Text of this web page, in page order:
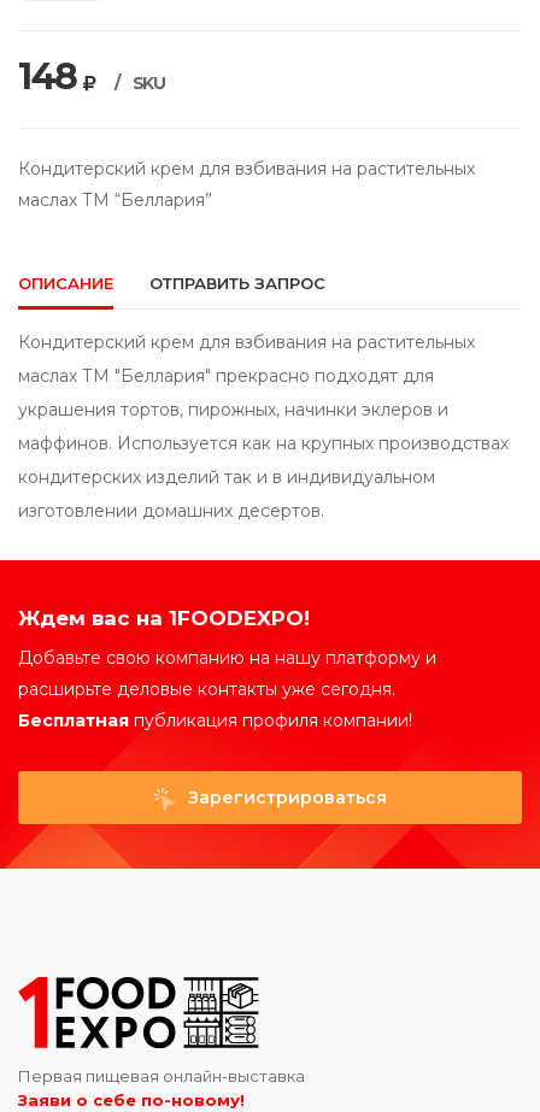
148 / SKU
Кондитерский крем для взбивания на растительных
маслах ТМ “Беллария”
ОПИСАНИЕ ОТПРАВИТЬ ЗАПРОС
Кондитерский крем для взбивания на растительных
маслах ТМ "Беллария" прекрасно подходят для
украшения тортов, пирожных, начинки эклеров и
маффинов. Используется как на крупных производствах
кондитерских изделий так и в индивидуальном
изготовлении домашних десертов.
Ждем вас на 1FOODEXPO!
Добавьте свою компанию на нашу платформу и
расширьте деловые контакты уже сегодня.
Бесплатная публикация профиля компании!
Зарегистрироваться
Первая пищевая онлайн-выставка
Заяви о себе по-новому!